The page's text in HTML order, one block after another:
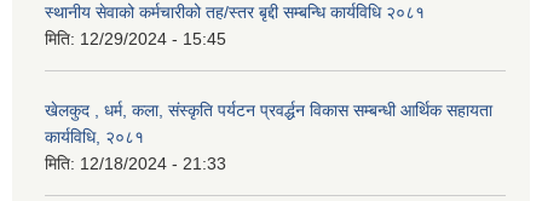
स्थानीय सेवाको कर्मचारीको तह/स्तर बृद्दी सम्बन्धि कार्यविधि २०८१
मिति: 12/29/2024 - 15:45
खेलकुद , धर्म, कला, संस्कृति पर्यटन प्रवर्द्धन विकास सम्बन्धी आर्थिक सहायता
कार्यविधि, २०८१
मिति: 12/18/2024 - 21:33